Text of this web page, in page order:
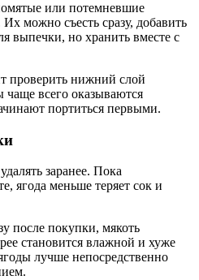
или потемневшие
можно съесть сразу, добавить
выпечки, но хранить вместе с
проверить нижний слой
всего оказываются
портиться первыми.
заранее. Пока
ягода меньше теряет сок и
после покупки, мякоть
становится влажной и хуже
лучше непосредственно